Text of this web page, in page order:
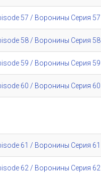
57 / Воронины Серия 57
58 / Воронины Серия 58
59 / Воронины Серия 59
60 / Воронины Серия 60
61 / Воронины Серия 61
62 / Воронины Серия 62